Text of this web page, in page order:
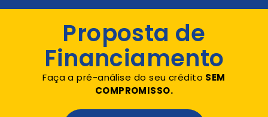
Proposta de
Financiamento
Faça a pré-análise do seu crédito SEM
COMPROMISSO.